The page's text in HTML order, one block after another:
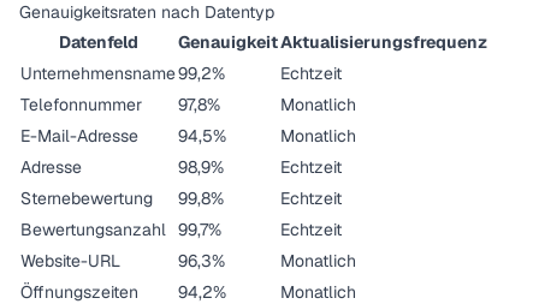
Genauigkeitsraten nach Datentyp
Datenfeld
GenauigkeitAktualisierungsfrequenz
Unternehmensname99,2%
Echtzeit
Telefonnummer
97,8%
Monatlich
E-Mail-Adresse
94,5%
Monatlich
Adresse
98,9%
Echtzeit
Sternebewertung
99,8%
Echtzeit
Bewertungsanzahl 99,7%
Echtzeit
Website-URL
96,3%
Monatlich
Öffnungszeiten
94,2%
Monatlich